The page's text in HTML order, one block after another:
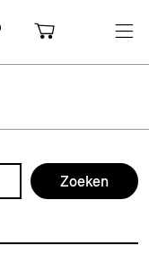
MINI Cooper